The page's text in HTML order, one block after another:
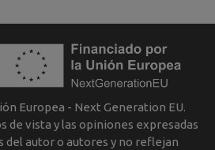
Europea - Next Generation EU.
de vista y las opiniones expresadas
del autor o autores y no reflejan